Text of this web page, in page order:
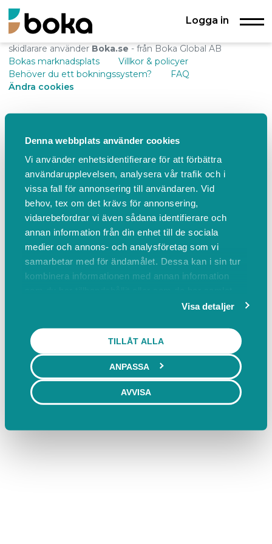
Denna webbplats använder cookies
Vi använder enhetsidentifierare för att förbättra
användarupplevelsen, analysera vår trafik och i
vissa fall för annonsering till användaren. Vid
behov, tex om det krävs för annonsering,
vidarebefordrar vi även sådana identifierare och
annan information från din enhet till de sociala
medier och annons- och analysföretag som vi
samarbetar med för ändamålet. Dessa kan i sin tur
kombinera informationen med annan information
Visa detaljer
TILLÅT ALLA
ANPASSA
AVVISA
Logga in
skidlarare använder Boka.se - från Boka Global AB
Bokas marknadsplats
Villkor & policyer
Behöver du ett bokningssystem?
FAQ
Ändra cookies